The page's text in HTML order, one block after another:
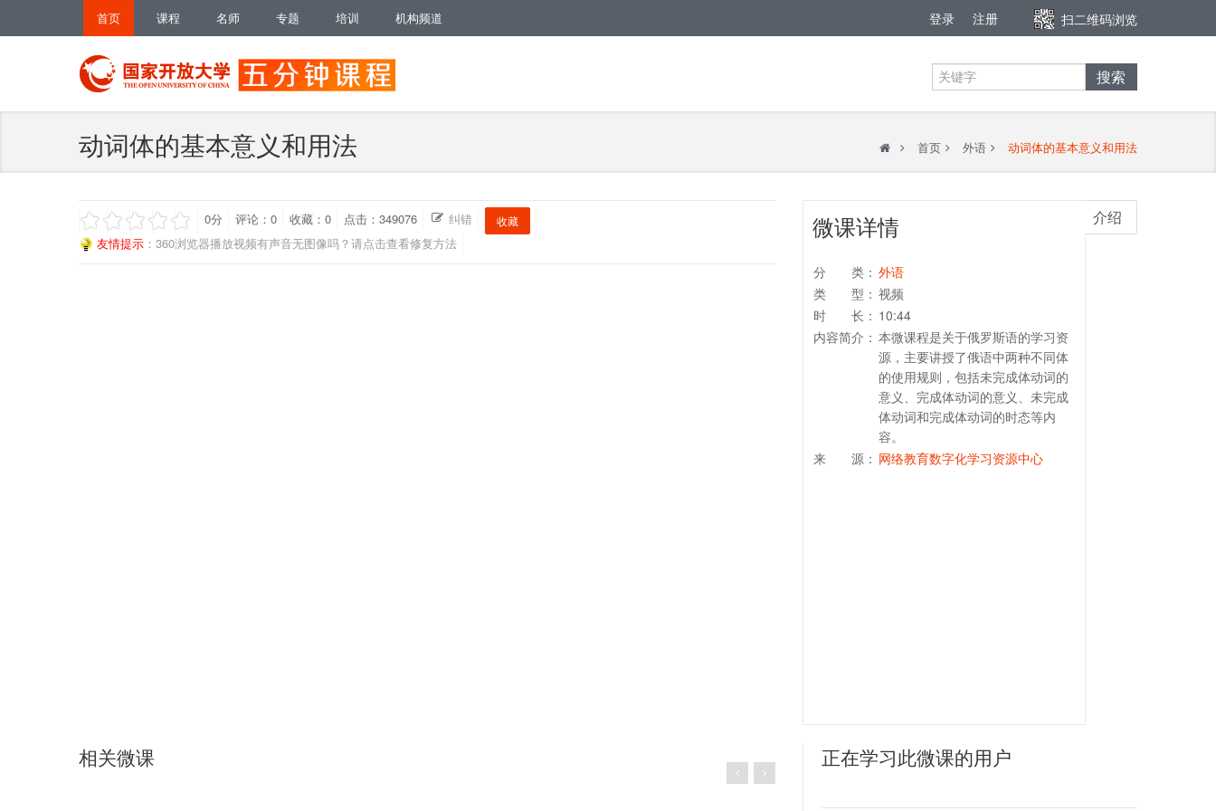
扫二维码浏览
登录 注册
首页 课程 名师 专题 培训 机构频道
搜索
动词体的基本意义和用法 首页 外语 动词体的基本意义和用法
0分 评论： 0 收藏： 0 点击：349076 纠错 收藏
友情提示 ：360浏览器播放视频有声音无图像吗？请点击查看修复方法
介绍
微课详情
分 类： 外语
类 型： 视频
时 长： 10:44
内容简介： 本微课程是关于俄罗斯语的学习资
源，主要讲授了俄语中两种不同体
的使用规则，包括未完成体动词的
意义、完成体动词的意义、未完成
体动词和完成体动词的时态等内
容。
来 源： 网络教育数字化学习资源中心
相关微课 正在学习此微课的用户